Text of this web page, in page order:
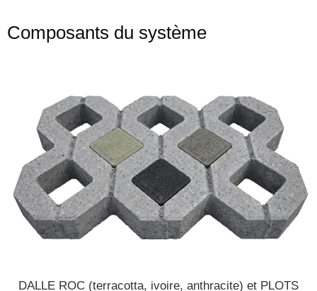
Composants du système
DALLE ROC (terracotta, ivoire, anthracite) et PLOTS